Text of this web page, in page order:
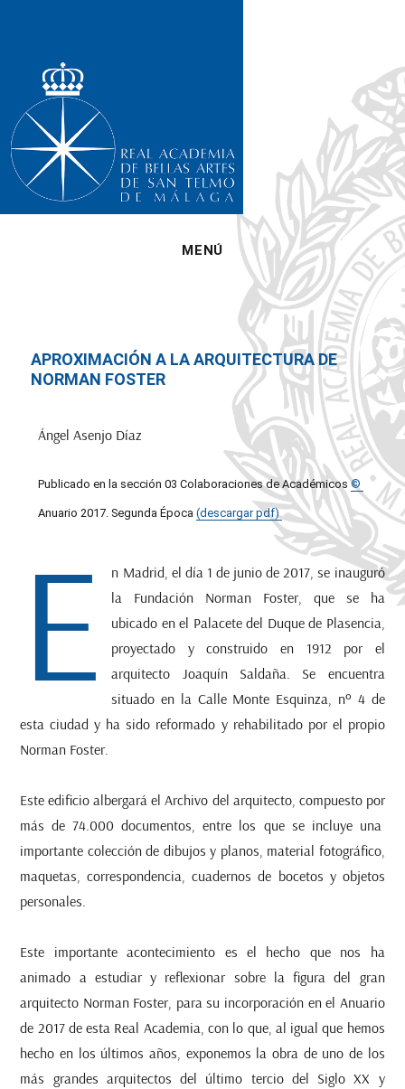
MENÚ
APROXIMACIÓN A LA ARQUITECTURA DE
NORMAN FOSTER
Ángel Asenjo Díaz
Publicado en la sección 03 Colaboraciones de Académicos©
Anuario 2017. Segunda Época(descargar pdf)
E
n Madrid, el día 1 de junio de 2017, se inauguró
la Fundación Norman Foster, que se ha
ubicado en el Palacete del Duque de Plasencia,
proyectado y construido en 1912 por el
arquitecto Joaquín Saldaña. Se encuentra
situado en la Calle Monte Esquinza, nº 4 de
esta ciudad y ha sido reformado y rehabilitado por el propio
Norman Foster.
Este edificio albergará el Archivo del arquitecto, compuesto por
más de 74.000 documentos, entre los que se incluye una
importante colección de dibujos y planos, material fotográfico,
maquetas, correspondencia, cuadernos de bocetos y objetos
personales.
Este importante acontecimiento es el hecho que nos ha
animado a estudiar y reflexionar sobre la figura del gran
arquitecto Norman Foster, para su incorporación en el Anuario
de 2017 de esta Real Academia, con lo que, al igual que hemos
hecho en los últimos años, exponemos la obra de uno de los
más grandes arquitectos del último tercio del Siglo XX y